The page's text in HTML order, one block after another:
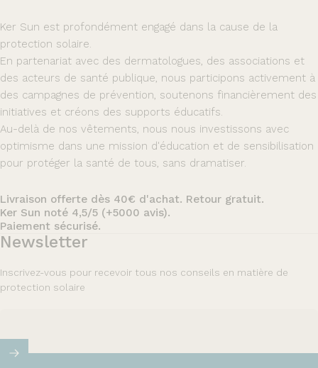
Ker Sun est profondément engagé dans la cause de la
protection solaire.
En partenariat avec des dermatologues, des associations et
des acteurs de santé publique, nous participons activement à
des campagnes de prévention, soutenons financièrement des
initiatives et créons des supports éducatifs.
Au-delà de nos vêtements, nous nous investissons avec
optimisme dans une mission d'éducation et de sensibilisation
pour protéger la santé de tous, sans dramatiser.
Livraison offerte dès 40€ d'achat. Retour gratuit.
Ker Sun noté 4,5/5 (+5000 avis).
Paiement sécurisé.
Newsletter
Inscrivez-vous pour recevoir tous nos conseils en matière de
protection solaire